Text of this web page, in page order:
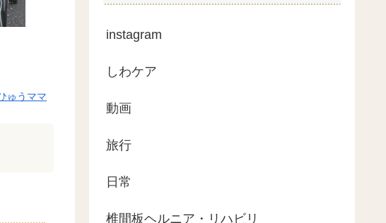
ゅうママ
instagram
しわケア
動画
旅行
日常
椎間板ヘルニア・リハビリ